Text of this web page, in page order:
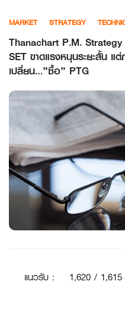
content
MARKET STRATEGY
Thanachart P.M.
SET ขาดแรงหนุนระยะสั้น แ
เปลี่ยน…”ซื้อ” PTG
แนวรับ: 1,620 / 1,615